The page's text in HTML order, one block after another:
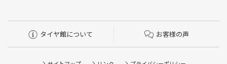
タイヤ館について お客様の声